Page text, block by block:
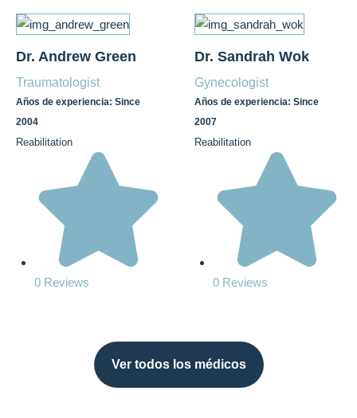
Dr. Andrew Green
Traumatologist
Años de experiencia: Since
2004
Reabilitation
0 Reviews
Dr. Sandrah Wok
Gynecologist
Años de experiencia: Since
2007
Reabilitation
0 Reviews
Ver todos los médicos